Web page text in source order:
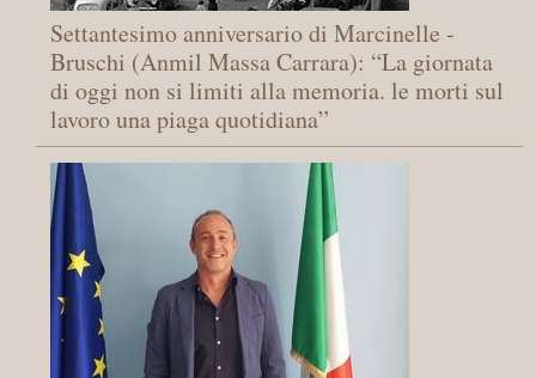
Settantesimo anniversario di Marcinelle -
Bruschi (Anmil Massa Carrara): “La giornata
di oggi non si limiti alla memoria. le morti sul
lavoro una piaga quotidiana”